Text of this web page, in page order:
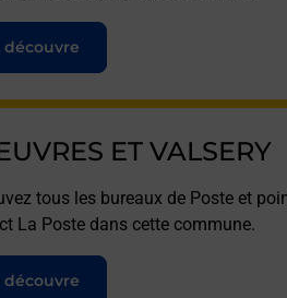
découvre
ET VALSERY
tous les bureaux de Poste et
La Poste dans cette commune.
découvre